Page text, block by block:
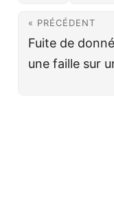
« PRÉCÉDENT
Fuite de
une faille sur